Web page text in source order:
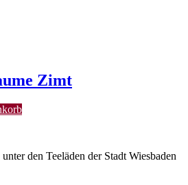
Zimt
den Teeläden der Stadt Wiesbaden